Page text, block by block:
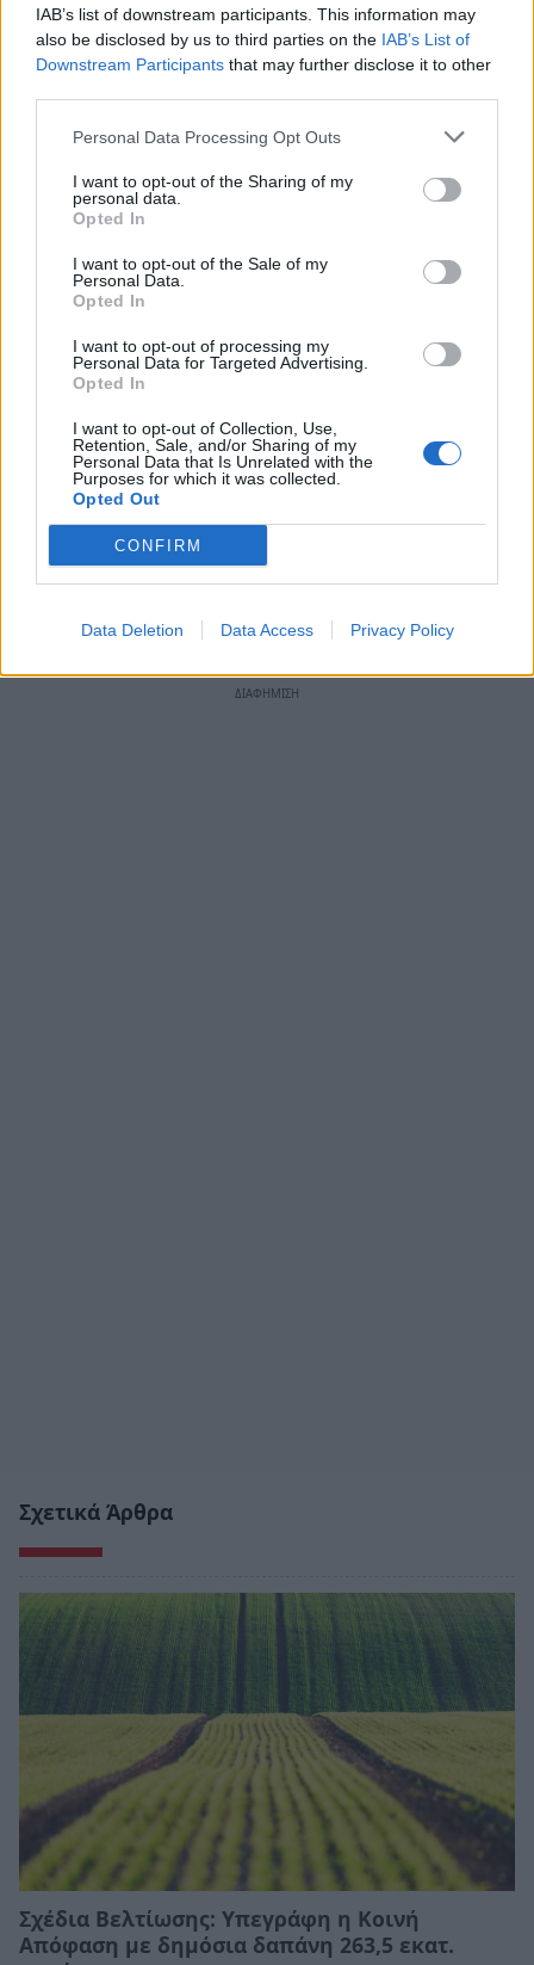
IAB’s list of downstream participants. This information may
also be disclosed by us to third parties on the IAB’s List of
Downstream Participants that may further disclose it to other
Personal Data Processing Opt Outs
I want to opt-out of the Sharing of my
personal data.
Opted In
I want to opt-out of the Sale of my
Personal Data.
Opted In
I want to opt-out of processing my
Personal Data for Targeted Advertising.
Opted In
I want to opt-out of Collection, Use,
Retention, Sale, and/or Sharing of my
Personal Data that Is Unrelated with the
Purposes for which it was collected.
Opted Out
CONFIRM
Data Deletion Data Access Privacy Policy
«Οι προκλητικές σπατάλες, τα επιδόματα καφενείου
και τα ταξίδια αναψυχής στο εξωτερικό
αποκαλύπτουν την ασυδοσία που κυριαρχούσε επί
γραφεία αλλά σε όλο το νοσηρό σύστημα της
εξουσίας».
«Η αγροτική παραγωγή φθίνει, οι αγρότες στενάζουν
βυθισμένοι στα χρέη αλλά «οι άρχοντες του κάμπου»
ενδιαφέρονταν για την καλοπέρασή τους. Τα θλιβερά
αποδεικνύουν περίτρανα γιατί η χώρα οδηγήθηκε
στη χρεοκοπία. Οι έρευνες και τα πορίσματα δεν
αρκούν. Οι πολίτες αξιώνουν την παραδειγματική
τιμωρία όλων όσοι έβαλαν το δάκτυλο στο μέλι και
την επιστροφή των χρημάτων που
κατασπαταλήθηκαν…»
ΑΓΡΟΤΙΚΑ
Σχετικά Άρθρα
Σχέδια Βελτίωσης: Υπεγράφη η Κοινή
Απόφαση με δημόσια δαπάνη 263,5 εκατ.